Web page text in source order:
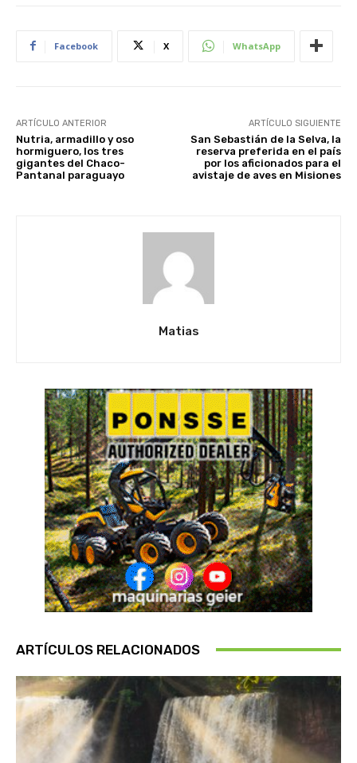
Facebook X WhatsApp
ARTÍCULO ANTERIOR
Nutria, armadillo y oso
hormiguero, los tres
gigantes del Chaco-
Pantanal paraguayo
ARTÍCULO SIGUIENTE
San Sebastián de la Selva, la
reserva preferida en el país
por los aficionados para el
avistaje de aves en Misiones
Matias
ARTÍCULOS RELACIONADOS